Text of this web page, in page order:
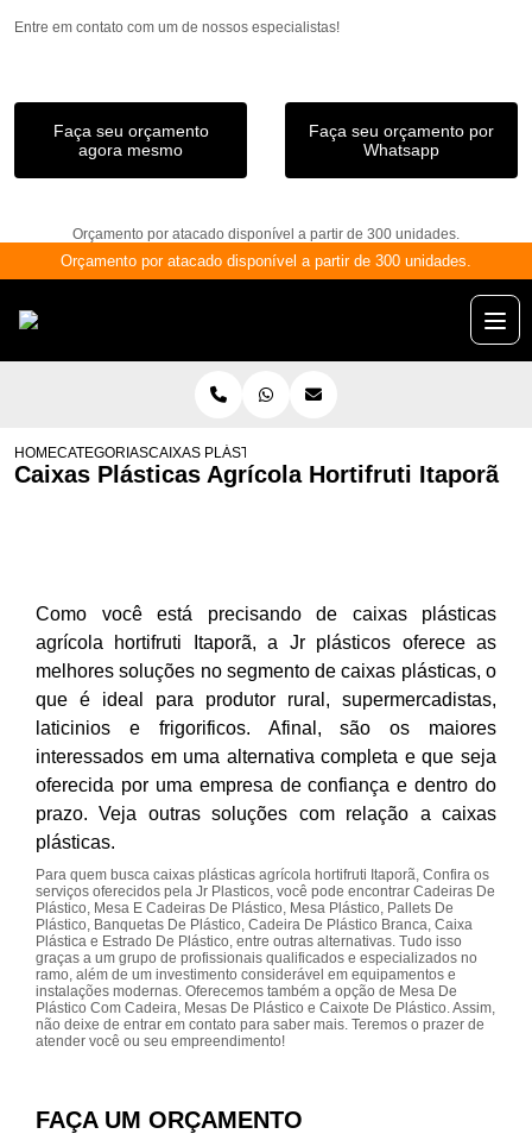
Entre em contato com um de nossos especialistas!
Faça seu orçamento
agora mesmo
Faça seu orçamento por
Whatsapp
Orçamento por atacado disponível a partir de 300 unidades.
Orçamento por atacado disponível a partir de 300 unidades.
HOMECATEGORIASCAIXAS PLÁSTICAS AGRÍCOLA HORTIFRUTI ITAPORÃ
Caixas Plásticas Agrícola Hortifruti Itaporã
Como você está precisando de caixas plásticas
agrícola hortifruti Itaporã, a Jr plásticos oferece as
melhores soluções no segmento de caixas plásticas, o
que é ideal para produtor rural, supermercadistas,
laticinios e frigorificos. Afinal, são os maiores
interessados em uma alternativa completa e que seja
oferecida por uma empresa de confiança e dentro do
prazo. Veja outras soluções com relação a caixas
plásticas.
Para quem busca caixas plásticas agrícola hortifruti Itaporã, Confira os
serviços oferecidos pela Jr Plasticos, você pode encontrar Cadeiras De
Plástico, Mesa E Cadeiras De Plástico, Mesa Plástico, Pallets De
Plástico, Banquetas De Plástico, Cadeira De Plástico Branca, Caixa
Plástica e Estrado De Plástico, entre outras alternativas. Tudo isso
graças a um grupo de profissionais qualificados e especializados no
ramo, além de um investimento considerável em equipamentos e
instalações modernas. Oferecemos também a opção de Mesa De
Plástico Com Cadeira, Mesas De Plástico e Caixote De Plástico. Assim,
não deixe de entrar em contato para saber mais. Teremos o prazer de
atender você ou seu empreendimento!
FAÇA UM ORÇAMENTO